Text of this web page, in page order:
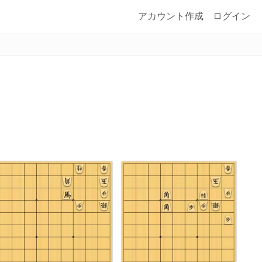
アカウント作成 ログイン